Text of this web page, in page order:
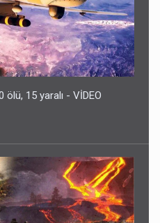
ölü, 15 yaralı - VİDEO